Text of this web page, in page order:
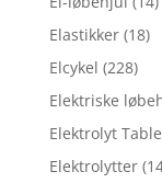
Elastikker (18)
Elcykel (228)
Elektriske
Elektrolyt
Elektrolytter